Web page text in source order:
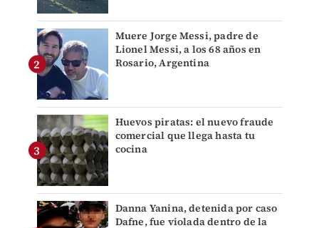
Muere Jorge Messi, padre de
Lionel Messi, a los 68 años en
Rosario, Argentina
Huevos piratas: el nuevo fraude
comercial que llega hasta tu
cocina
Danna Yanina, detenida por caso
Dafne, fue violada dentro de la